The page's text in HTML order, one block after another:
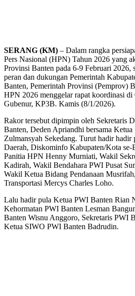
SERANG (KM) – Dalam rangka
Pers Nasional (HPN) Tahun 2026 yang
Provinsi Banten pada 6-9 Februari 2026,
peran dan dukungan Pemerintah
Banten, Pemerintah Provinsi (Pemprov)
HPN 2026 menggelar rapat koordinasi di
Gubenur, KP3B. Kamis (8/1/2026).
Rakor tersebut dipimpin oleh Sekretaris
Banten, Deden Apriandhi bersama
Zulmansyah Sekedang. Turut hadir hadir
Daerah, Diskominfo Kabupaten/Kota se-
Panitia HPN Henny Murniati, Wakil
Kadirah, Wakil Bendahara PWI Pusat
Wakil Ketua Bidang Pendanaan
Transportasi Mercys Charles Loho.
Lalu hadir pula Ketua PWI Banten Rian
Kehormatan PWI Banten Lesman
Banten Wisnu Anggoro, Sekretaris PWI
Ketua SIWO PWI Banten Badrudin.